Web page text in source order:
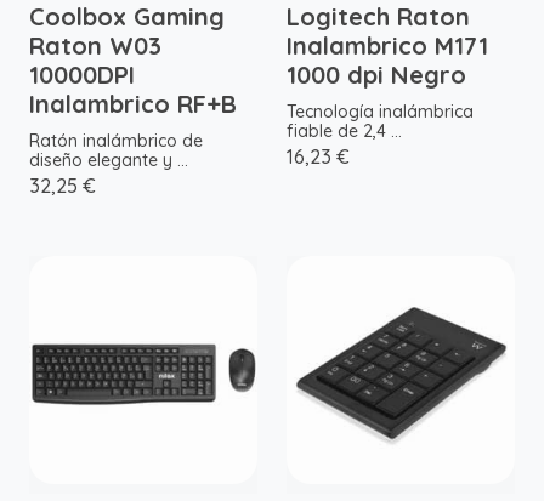
Coolbox Gaming
Raton W03
10000DPI
Inalambrico RF+B
Ratón inalámbrico de
diseño elegante y ...
32,25 €
Logitech Raton
Inalambrico M171
1000 dpi Negro
Tecnología inalámbrica
fiable de 2,4 ...
16,23 €